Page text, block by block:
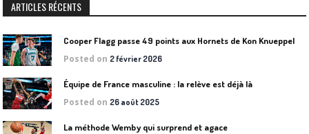
ARTICLES RÉCENTS
Cooper Flagg passe 49 points aux Hornets de Kon Knueppel
Posted on 2 février 2026
Équipe de France masculine : la relève est déjà là
Posted on 26 août 2025
La méthode Wemby qui surprend et agace